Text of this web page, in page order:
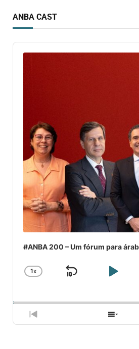
ANBA CAST
Audio
Player
#ANBA 200 – Um fórum para
CHANGE
1X
SKIP
PREVIOUS
EPISODE